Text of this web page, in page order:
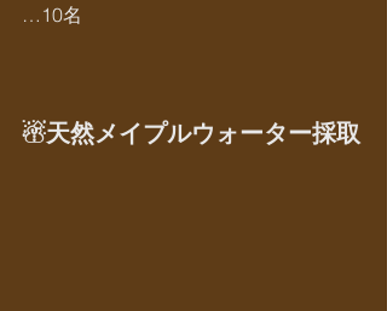
…10名
☃天然メイプルウォーター採取